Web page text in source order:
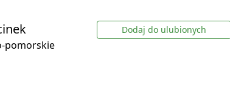
pomorskie
Dodaj do ulubionych